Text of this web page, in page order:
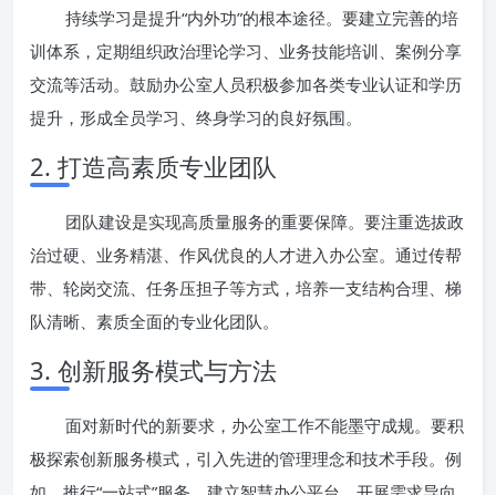
持续学习是提升“内外功”的根本途径。要建立完善的培
训体系，定期组织政治理论学习、业务技能培训、案例分享
交流等活动。鼓励办公室人员积极参加各类专业认证和学历
提升，形成全员学习、终身学习的良好氛围。
2. 打造高素质专业团队
团队建设是实现高质量服务的重要保障。要注重选拔政
治过硬、业务精湛、作风优良的人才进入办公室。通过传帮
带、轮岗交流、任务压担子等方式，培养一支结构合理、梯
队清晰、素质全面的专业化团队。
3. 创新服务模式与方法
面对新时代的新要求，办公室工作不能墨守成规。要积
极探索创新服务模式，引入先进的管理理念和技术手段。例